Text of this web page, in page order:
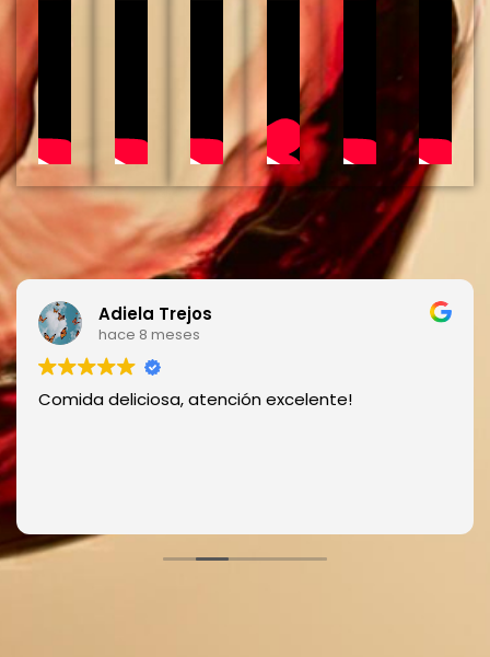
Adiela Trejos
hace 8 meses
Comida deliciosa, atención excelente!